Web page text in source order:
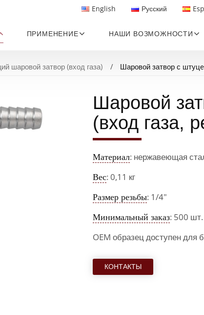
English Русский
ПРИМЕНЕНИЕ НАШИ ВОЗМОЖНОСТИ
шаровой затвор (вход газа) Шаровой затвор с
Шаровой
(вход газа,
Материал: нержавеющая
Вес: 0,11 кг
Размер резьбы: 1/4"
Минимальный заказ: 500 шт.
OEM образец доступен для
КОНТАКТЫ